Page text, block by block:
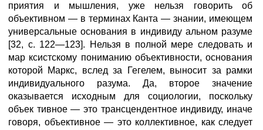
приятия и мышления, уже нельзя говорить об
объективном — в терминах Канта — знании, имеющем
универсальные основания в индивиду альном разуме
[32, с. 122—123]. Нельзя в полной мере следовать и
мар ксистскому пониманию объективности, основания
которой Маркс, вслед за Гегелем, выносит за рамки
индивидуального разума. Да, второе значение
оказывается исходным для социологии, поскольку
объек тивное — это трансцендентное индивиду, иначе
говоря, объективное — это коллективное, как следует